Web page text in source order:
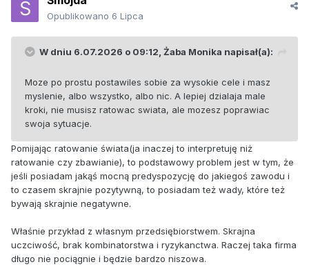
Opublikowano 6 Lipca
W dniu 6.07.2026 o 09:12, Żaba Monika napisał(a):
Moze po prostu postawiles sobie za wysokie cele i masz
myslenie, albo wszystko, albo nic. A lepiej dzialaja male
kroki, nie musisz ratowac swiata, ale mozesz poprawiac
swoja sytuacje.
Pomijając ratowanie świata(ja inaczej to interpretuję niż
ratowanie czy zbawianie), to podstawowy problem jest w tym, że
jeśli posiadam jakąś mocną predyspozycję do jakiegoś zawodu i
to czasem skrajnie pozytywną, to posiadam też wady, które też
bywają skrajnie negatywne.
Właśnie przykład z własnym przedsiębiorstwem. Skrajna
uczciwość, brak kombinatorstwa i ryzykanctwa. Raczej taka firma
długo nie pociągnie i będzie bardzo niszowa.